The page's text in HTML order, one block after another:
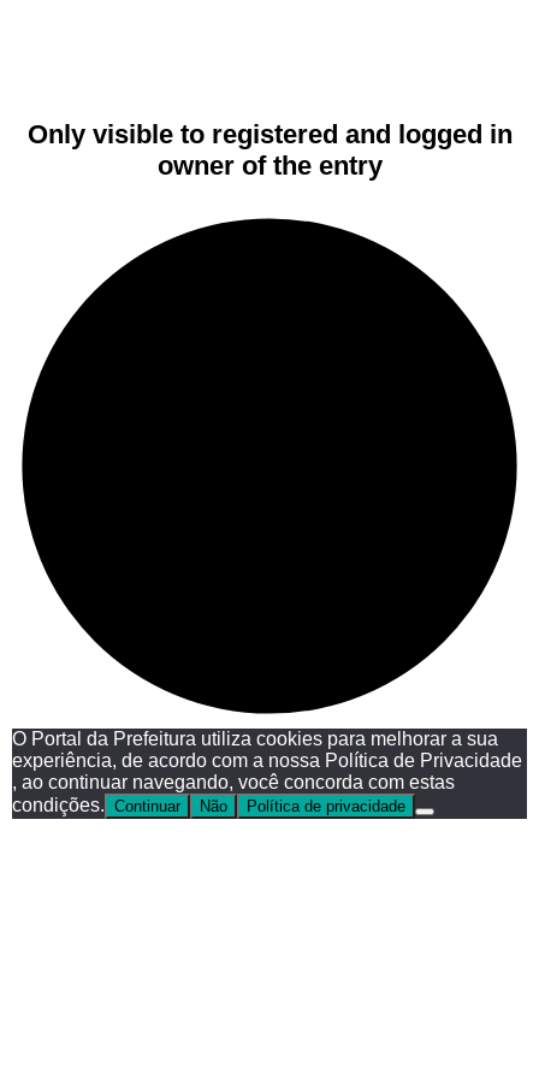
Only visible to registered and logged in
owner of the entry
O Portal da Prefeitura utiliza cookies para melhorar a sua
experiência, de acordo com a nossa Política de Privacidade
, ao continuar navegando, você concorda com estas
condições. Continuar Não Política de privacidade